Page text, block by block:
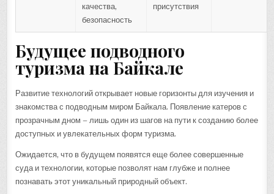
качества,
безопасность
присутствия
Будущее подводного
туризма на Байкале
Развитие технологий открывает новые горизонты для изучения и
знакомства с подводным миром Байкала. Появление катеров с
прозрачным дном – лишь один из шагов на пути к созданию более
доступных и увлекательных форм туризма.
Ожидается, что в будущем появятся еще более совершенные
суда и технологии, которые позволят нам глубже и полнее
познавать этот уникальный природный объект.